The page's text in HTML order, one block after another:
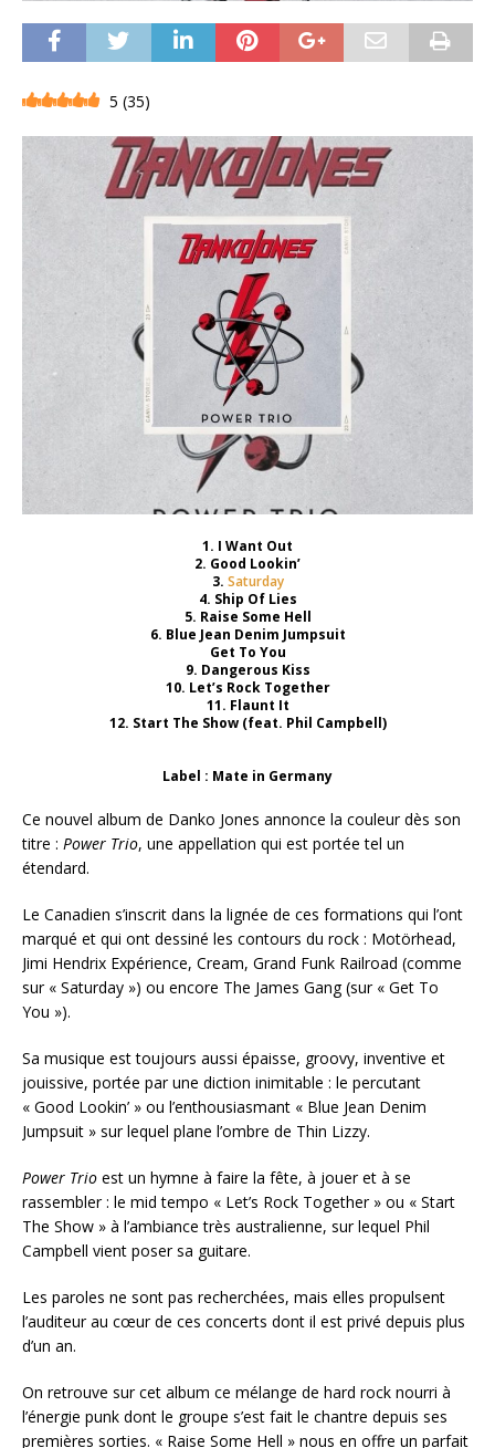
5 (35)
1. I Want Out
2. Good Lookin’
3. Saturday
4. Ship Of Lies
5. Raise Some Hell
6. Blue Jean Denim Jumpsuit
Get To You
9. Dangerous Kiss
10. Let’s Rock Together
11. Flaunt It
12. Start The Show (feat. Phil Campbell)
Label : Mate in Germany
Ce nouvel album de Danko Jones annonce la couleur dès son
titre : Power Trio, une appellation qui est portée tel un
étendard.
Le Canadien s’inscrit dans la lignée de ces formations qui l’ont
marqué et qui ont dessiné les contours du rock : Motörhead,
Jimi Hendrix Expérience, Cream, Grand Funk Railroad (comme
sur « Saturday ») ou encore The James Gang (sur « Get To
You »).
Sa musique est toujours aussi épaisse, groovy, inventive et
jouissive, portée par une diction inimitable : le percutant
« Good Lookin’ » ou l’enthousiasmant « Blue Jean Denim
Jumpsuit » sur lequel plane l’ombre de Thin Lizzy.
Power Trio est un hymne à faire la fête, à jouer et à se
rassembler : le mid tempo « Let’s Rock Together » ou « Start
The Show » à l’ambiance très australienne, sur lequel Phil
Campbell vient poser sa guitare.
Les paroles ne sont pas recherchées, mais elles propulsent
l’auditeur au cœur de ces concerts dont il est privé depuis plus
d’un an.
On retrouve sur cet album ce mélange de hard rock nourri à
l’énergie punk dont le groupe s’est fait le chantre depuis ses
premières sorties. « Raise Some Hell » nous en offre un parfait